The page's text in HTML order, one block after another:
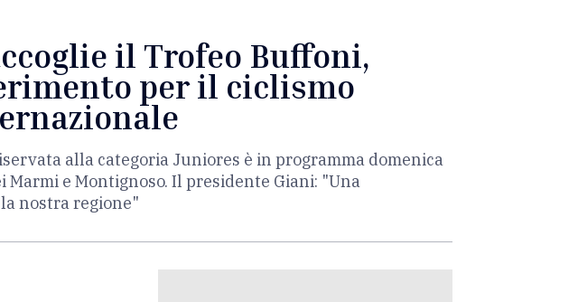
il Trofeo Buffoni,
per il ciclismo
alla categoria Juniores è in programma domenica
Marmi e Montignoso. Il presidente Giani: "Una
nostra regione"